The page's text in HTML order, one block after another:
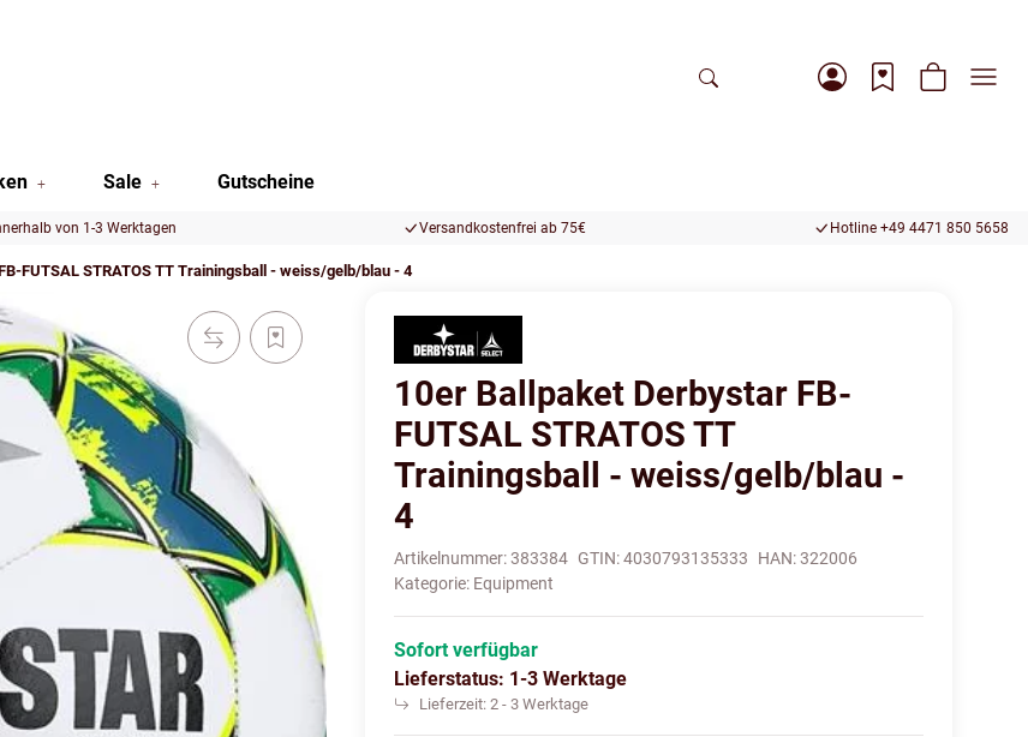
Sale Gutscheine
von 1-3 Werktagen Versandkostenfrei ab 75€ Hotline +49 4471 850 5658
FUTSAL STRATOS TT Trainingsball - weiss/gelb/blau - 4
10er Ballpaket Derbystar FB-
FUTSAL STRATOS TT
Trainingsball - weiss/gelb/blau -
4
Artikelnummer:383384 GTIN:4030793135333 HAN:322006
Kategorie: Equipment
Sofort verfügbar
Lieferstatus: 1-3 Werktage
Lieferzeit:2 - 3 Werktage